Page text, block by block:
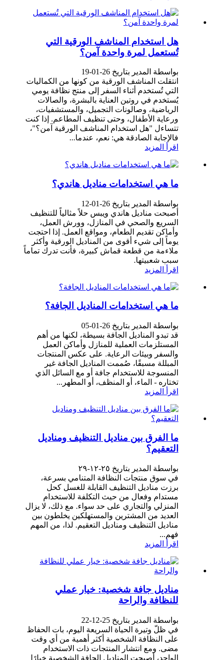
هل استخدام المناشف الورقية التي
تُستعمل لمرة واحدة آمن؟
بواسطة المدير بتاريخ 26-01-19
انتقلت المناشف الورقية من كونها من الكماليات
التي تُستخدم أثناء السفر إلى منتج نظافة يومي
يُستخدم في روتين العناية بالبشرة، والصالات
الرياضية، وصالونات التجميل، والمستشفيات،
ورعاية الأطفال، وحتى تنظيف المطاعم. إذا كنت
تتساءل "هل استخدام المناشف الورقية آمن؟"،
فالإجابة الصادقة هي: نعم، عندما...
اقرأ المزيد
ما هي استخدامات مناديل هاندي؟
بواسطة المدير بتاريخ 26-01-12
أصبحت مناديل هاندي ويبس حلاً مثالياً للتنظيف
السريع والصحي في المنازل، وورش العمل،
وأماكن تقديم الطعام، ومواقع العمل. إذا احتجت
يوماً إلى شيء أقوى من المناديل الورقية وأكثر
ملاءمة من قطعة قماش كبيرة، فأنت تدرك تماماً
سبب شعبيتها.
اقرأ المزيد
ما هي استخدامات المناديل الجافة؟
بواسطة المدير بتاريخ 26-01-05
قد تبدو المناديل الجافة بسيطة، لكنها من أهم
المستلزمات العملية للمنازل وأماكن العمل
والسفر وبيئات الرعاية. على عكس المنتجات
المبللة مسبقًا، صُممت المناديل الجافة غير
المنسوجة للاستخدام جافة أو مع السائل الذي
تختاره - الماء، أو المنظف، أو المطهر...
اقرأ المزيد
ما الفرق بين مناديل التنظيف ومناديل
التعقيم؟
بواسطة المدير بتاريخ ٢٥-١٢-٢٩
في سوق منتجات النظافة المتنامي بسرعة،
برزت مناديل التنظيف القابلة للغسل كحل
مستدام وفعال من حيث التكلفة للاستخدام
المنزلي والتجاري على حد سواء. مع ذلك، لا يزال
العديد من المشترين والمستهلكين يخلطون بين
مناديل التنظيف ومناديل التعقيم. لذا، من المهم
فهم...
اقرأ المزيد
مناديل جافة شخصية: خيار عملي
للنظافة والراحة
بواسطة المدير بتاريخ 25-12-22
في ظلّ وتيرة الحياة السريعة اليوم، بات الحفاظ
على النظافة الشخصية أكثر أهمية من أي وقت
مضى. ومع انتشار المنتجات ذات الاستخدام
الواحد، أصبحت المناديل الجافة الشخصية خيارًا